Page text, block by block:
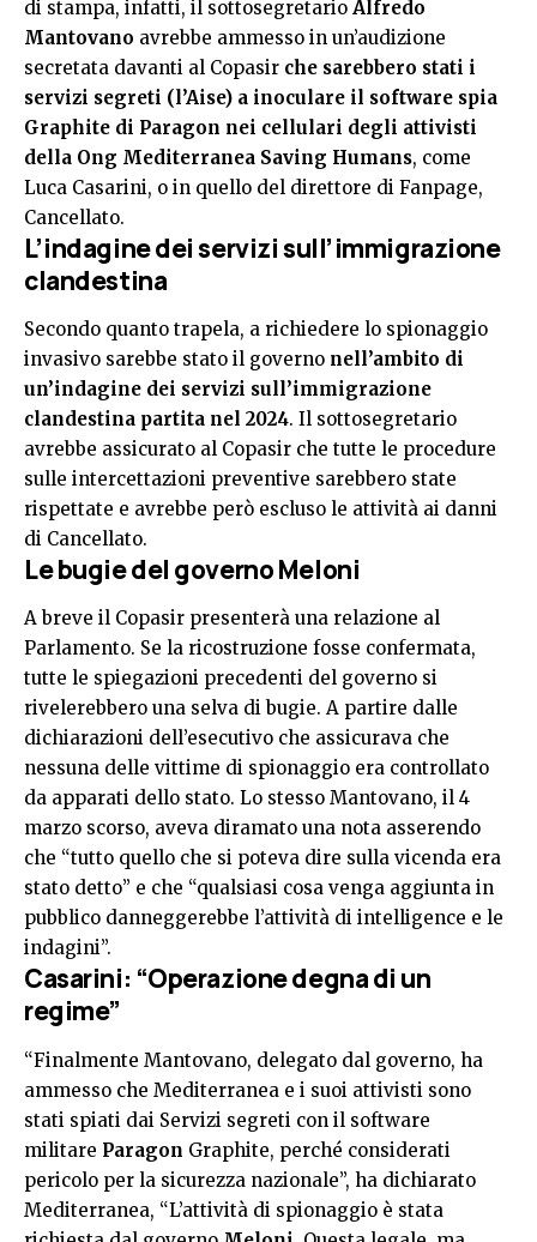
di stampa, infatti, il sottosegretario Alfredo
Mantovano avrebbe ammesso in un’audizione
secretata davanti al Copasir che sarebbero stati i
servizi segreti (l’Aise) a inoculare il software spia
Graphite di Paragon nei cellulari degli attivisti
della Ong Mediterranea Saving Humans, come
Luca Casarini, o in quello del direttore di Fanpage,
Cancellato.
L’indagine dei servizi sull’immigrazione
clandestina
Secondo quanto trapela, a richiedere lo spionaggio
invasivo sarebbe stato il governo nell’ambito di
un’indagine dei servizi sull’immigrazione
clandestina partita nel 2024. Il sottosegretario
avrebbe assicurato al Copasir che tutte le procedure
sulle intercettazioni preventive sarebbero state
rispettate e avrebbe però escluso le attività ai danni
di Cancellato.
Le bugie del governo Meloni
A breve il Copasir presenterà una relazione al
Parlamento. Se la ricostruzione fosse confermata,
tutte le spiegazioni precedenti del governo si
rivelerebbero una selva di bugie. A partire dalle
dichiarazioni dell’esecutivo che assicurava che
nessuna delle vittime di spionaggio era controllato
da apparati dello stato. Lo stesso Mantovano, il 4
marzo scorso, aveva diramato una nota asserendo
che “tutto quello che si poteva dire sulla vicenda era
stato detto” e che “qualsiasi cosa venga aggiunta in
pubblico danneggerebbe l’attività di intelligence e le
indagini”.
Casarini: “Operazione degna di un
regime”
“Finalmente Mantovano, delegato dal governo, ha
ammesso che Mediterranea e i suoi attivisti sono
stati spiati dai Servizi segreti con il software
militare Paragon Graphite, perché considerati
pericolo per la sicurezza nazionale”, ha dichiarato
Mediterranea, “L’attività di spionaggio è stata